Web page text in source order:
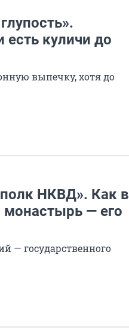
куличи до
выпечку, хотя до
НКВД». Как в
— его
— государственного